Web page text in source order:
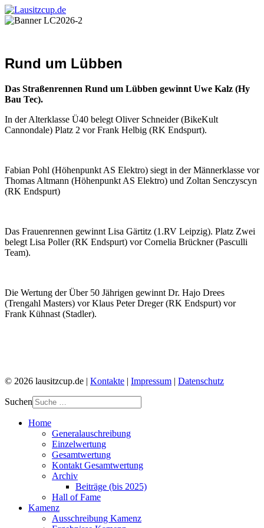
Rund um Lübben
Das Straßenrennen Rund um Lübben gewinnt Uwe Kalz (Hy
Bau Tec).
In der Alterklasse Ü40 belegt Oliver Schneider (BikeKult
Cannondale) Platz 2 vor Frank Helbig (RK Endspurt).
Fabian Pohl (Höhenpunkt AS Elektro) siegt in der Männerklasse vor
Thomas Altmann (Höhenpunkt AS Elektro) und Zoltan Senczyscyn
(RK Endspurt)
Das Frauenrennen gewinnt Lisa Gärtitz (1.RV Leipzig). Platz Zwei
belegt Lisa Poller (RK Endspurt) vor Cornelia Brückner (Pasculli
Team).
Die Wertung der Über 50 Jährigen gewinnt Dr. Hajo Drees
(Trengahl Masters) vor Klaus Peter Dreger (RK Endspurt) vor
Frank Kühnast (Stadler).
© 2026 lausitzcup.de | Kontakte | Impressum | Datenschutz
Suchen
Home
Generalauschreibung
Einzelwertung
Gesamtwertung
Kontakt Gesamtwertung
Archiv
Beiträge (bis 2025)
Hall of Fame
Kamenz
Ausschreibung Kamenz